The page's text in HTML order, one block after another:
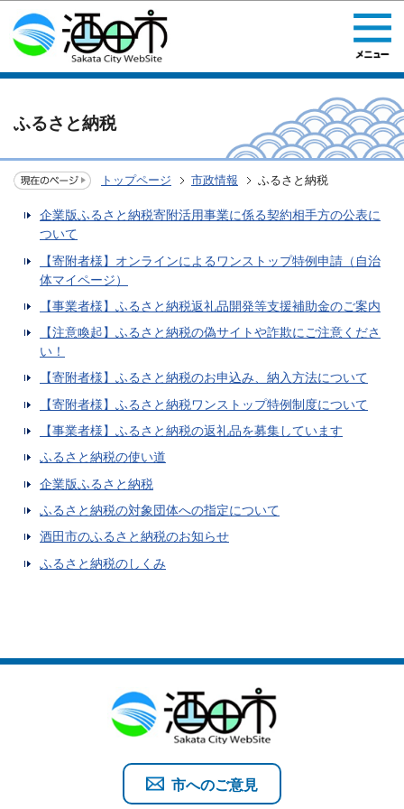
このページの本文へ移動
ふるさと納税
トップページ 市政情報 ふるさと納税
企業版ふるさと納税寄附活用事業に係る契約相手方の公表に
ついて
【寄附者様】オンラインによるワンストップ特例申請（自治
体マイページ）
【事業者様】ふるさと納税返礼品開発等支援補助金のご案内
【注意喚起】ふるさと納税の偽サイトや詐欺にご注意くださ
い！
【寄附者様】ふるさと納税のお申込み、納入方法について
【寄附者様】ふるさと納税ワンストップ特例制度について
【事業者様】ふるさと納税の返礼品を募集しています
ふるさと納税の使い道
企業版ふるさと納税
ふるさと納税の対象団体への指定について
酒田市のふるさと納税のお知らせ
ふるさと納税のしくみ
市へのご意見